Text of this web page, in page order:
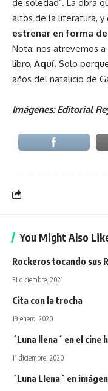
de soledad´. La obra
altos de la literatura, y
estrenar en forma
Nota: nos atrevemos
libro, Aquí. Solo
años del natalicio de
Imágenes: Editorial
You Might Also
Rockeros tocando sus
31 diciembre, 2021
Cita con la trocha
19 enero, 2020
´Luna llena´ en el cine
11 diciembre, 2020
´Luna Llena´ en